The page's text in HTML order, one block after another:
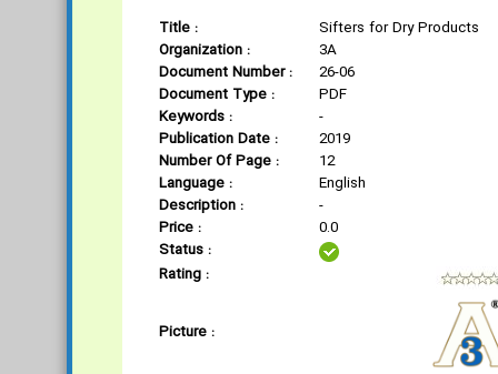
Title :
Sifters for Dry Products
Organization :
3A
Document Number :
26-06
Document Type :
PDF
Keywords :
-
Publication Date :
2019
Number Of Page :
12
Language :
English
Description :
-
Price :
0.0
Status :
Rating :
Picture :